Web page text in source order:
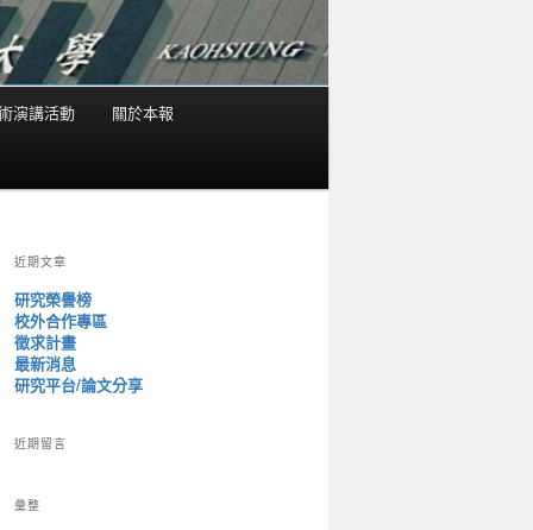
演講活動 關於本報
近期文章
研究榮譽榜
校外合作專區
徵求計畫
最新消息
研究平台/論文分享
近期留言
彙整